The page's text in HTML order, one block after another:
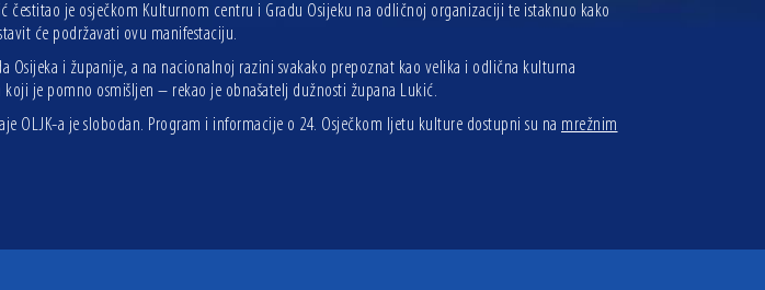
čestitao je osječkom Kulturnom centru i Gradu Osijeku na odličnoj organizaciji te istaknuo kako
će podržavati ovu manifestaciju.
Osijeka i županije, a na nacionalnoj razini svakako prepoznat kao velika i odlična kulturna
je pomno osmišljen – rekao je obnašatelj dužnosti župana Lukić.
OLJK-a je slobodan. Program i informacije o 24. Osječkom ljetu kulture dostupni su na mrežnim